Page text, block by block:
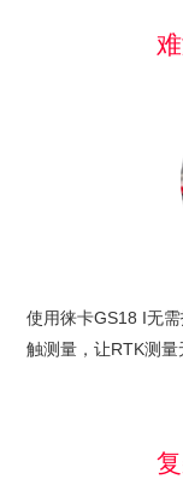
使用徕卡GS18 I无
触测量，让RTK测量